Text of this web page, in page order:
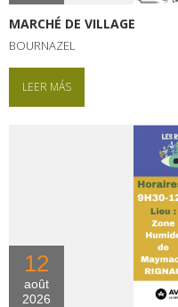
MARCHÉ DE VILLAGE
BOURNAZEL
LEER MÁS
12
août
2026